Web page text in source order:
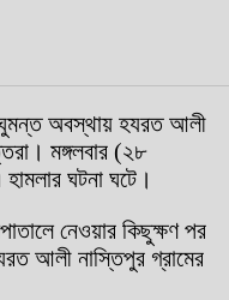
ঘুমন্ত অবস্থায় হযরত আলী
মঙ্গলবার (২৮
ঘটনা ঘটে।
নেওয়ার কিছুক্ষণ পর
আলী নাস্তিপুর গ্রামের